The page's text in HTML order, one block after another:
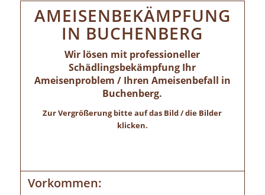
AMEISENBEKÄMPFUNG
IN BUCHENBERG
Wir lösen mit professioneller
Schädlingsbekämpfung Ihr
Ameisenproblem / Ihren Ameisenbefall in
Buchenberg.
Zur Vergrößerung bitte auf das Bild / die Bilder
klicken.
Vorkommen: